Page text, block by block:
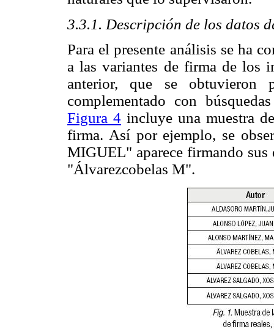
3.3.1. Descripción de los datos
Para el presente análisis se ha
a las variantes de firma de los
anterior, que se obtuvieron
complementado con
Figura 4 incluye una muestra
firma. Así por ejemplo, se
MIGUEL" aparece firmando
"Álvarezcobelas M".